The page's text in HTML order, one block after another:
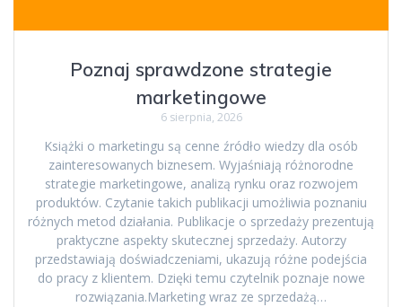
Poznaj sprawdzone strategie
marketingowe
6 sierpnia, 2026
Książki o marketingu są cenne źródło wiedzy dla osób
zainteresowanych biznesem. Wyjaśniają różnorodne
strategie marketingowe, analizą rynku oraz rozwojem
produktów. Czytanie takich publikacji umożliwia poznaniu
różnych metod działania. Publikacje o sprzedaży prezentują
praktyczne aspekty skutecznej sprzedaży. Autorzy
przedstawiają doświadczeniami, ukazują różne podejścia
do pracy z klientem. Dzięki temu czytelnik poznaje nowe
rozwiązania.Marketing wraz ze sprzedażą…